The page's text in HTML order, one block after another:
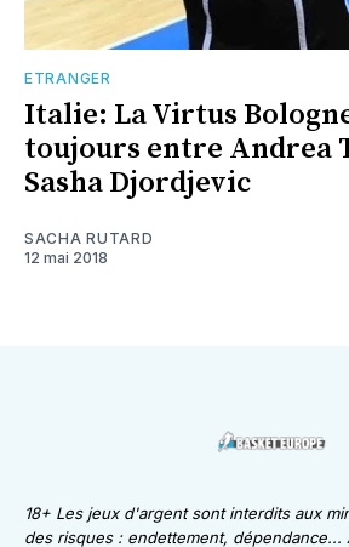
ETRANGER
Italie: La Virtus
toujours entre Andrea
Sasha Djordjevic
SACHA RUTARD
12 mai 2018
18+ Les jeux d'argent sont interdits aux
des risques : endettement, dépendance...